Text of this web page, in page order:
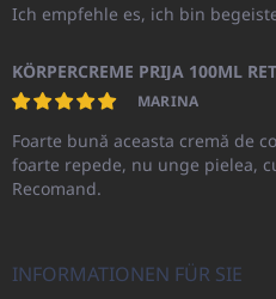
Ich empfehle es, ich bin
KÖRPERCREME PRIJA 100ML
MARINA
Foarte bună aceasta cremă de
foarte repede, nu unge pielea,
Recomand.
INFORMATIONEN FÜR SIE